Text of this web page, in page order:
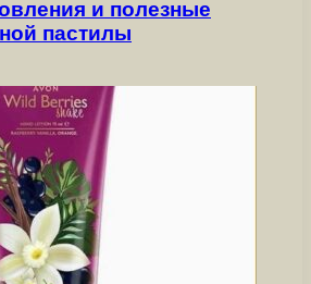
и полезные
пастилы